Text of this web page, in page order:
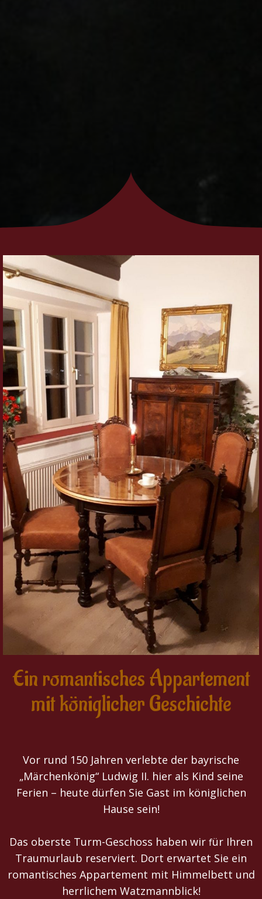
Ein romantisches Appartement
mit königlicher Geschichte
Vor rund 150 Jahren verlebte der bayrische
„Märchenkönig“ Ludwig II. hier als Kind seine
Ferien – heute dürfen Sie Gast im königlichen
Hause sein!
Das oberste Turm-Geschoss haben wir für Ihren
Traumurlaub reserviert. Dort erwartet Sie ein
romantisches Appartement mit Himmelbett und
herrlichem Watzmannblick!